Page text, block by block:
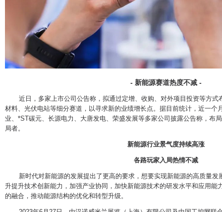
- 新能源赛道热度不减 -
近日，多家上市公司公告称，拟通过定增、收购、对外项目投资等方式
材料、光伏电站等细分赛道，以寻求新的业绩增长点。据目前统计，近一个
业、*ST碳元、长源电力、大唐发电、荣盛发展等多家公司披露公告称，布
局者。
新能源行业景气度持续高涨
各路玩家入局热情不减
新时代对新能源的发展提出了更高的要求，想要实现新能源的高质量发
升提升技术创新能力，加强产业协同，加快新能源技术的研发水平和应用能
的融合，推动能源结构的优化和转型升级。